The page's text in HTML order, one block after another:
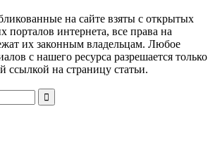
на сайте взяты с открытых
порталов интернета, все права на
их законным владельцам. Любое
с нашего ресурса разрешается только
ссылкой на страницу статьи.